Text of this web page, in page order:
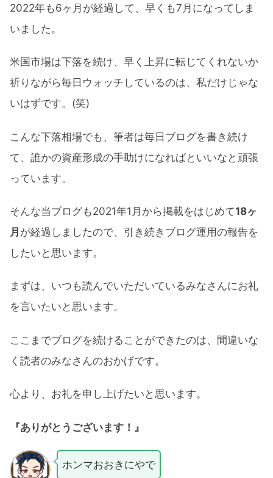
2022年も6ヶ月が経過して、早くも7月になってしま
いました。
米国市場は下落を続け、早く上昇に転じてくれないか
祈りながら毎日ウォッチしているのは、私だけじゃな
いはずです。(笑)
こんな下落相場でも、筆者は毎日ブログを書き続け
て、誰かの資産形成の手助けになればといいなと頑張
っています。
そんな当ブログも2021年1月から掲載をはじめて18ヶ
月 が経過しましたので、引き続きブログ運用の報告を
したいと思います。
まずは、いつも読んでいただいているみなさんにお礼
を言いたいと思います。
ここまでブログを続けることができたのは、間違いな
く読者のみなさんのおかげです。
心より、お礼を申し上げたいと思います。
『ありがとうございます！ 』
ホンマおおきにやで